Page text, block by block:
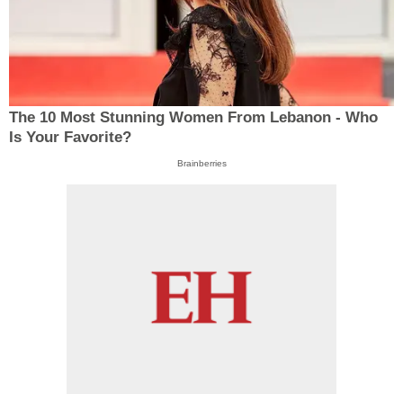
The 10 Most Stunning Women From Lebanon - Who
Is Your Favorite?
Brainberries